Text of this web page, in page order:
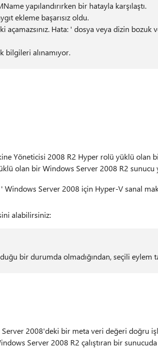
yapılandırırken bir hatayla karşılaştı.
ekleme başarısız oldu.
açamazsınız. Hata: ' dosya veya dizin bozuk
bilgileri alınamıyor.
Yöneticisi 2008 R2 Hyper rolü yüklü olan
olan bir Windows Server 2008 R2 sunucu
Windows Server 2008 için Hyper-V sanal
alabilirsiniz:
bir durumda olmadığından, seçili eylem
2008'deki bir meta veri değeri doğru
Server 2008 R2 çalıştıran bir